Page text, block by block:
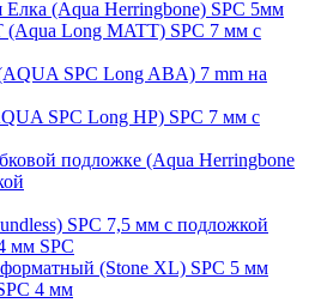
(Aqua Herringbone) SPC 5мм
Long MATT) SPC 7 мм с
SPC Long ABA) 7 mm на
SPC Long HP) SPC 7 мм с
подложке (Aqua Herringbone
SPC 7,5 мм с подложкой
мм SPC
(Stone XL) SPC 5 мм
4 мм